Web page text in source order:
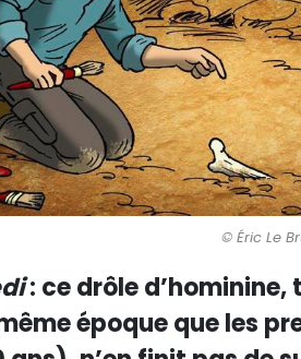
© Éric Le
: ce drôle
époque que les